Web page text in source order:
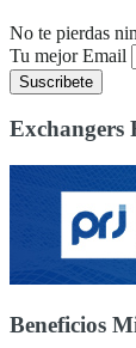
No te pierdas
Tu mejor Email
Exchangers
Beneficios